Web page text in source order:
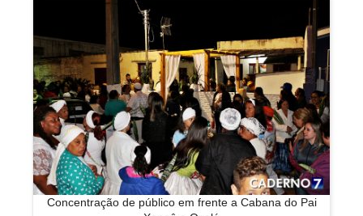
Concentração de público em frente a Cabana do Pai